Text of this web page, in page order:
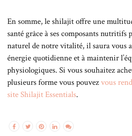
En somme, le shilajit offre une
santé grâce à ses composants nutritifs
naturel de notre vitalité, il saura vous
énergie quotidienne et à maintenir
physiologiques. Si vous souhaitez
plusieurs forme vous pouvezvous
site Shilajit Essentials.